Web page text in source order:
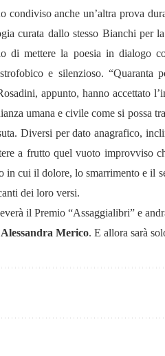
anche un’altra prova
curata dallo stesso Bianchi per
di mettere la poesia in dialogo
e silenzioso. “Quaranta
appunto, hanno accettato
umana e civile come si possa
Diversi per dato anagrafico,
a frutto quel vuoto improvviso
in cui il dolore, lo smarrimento e il
dei loro versi.
il Premio “Assaggialibri” e
Alessandra Merico. E allora sarà